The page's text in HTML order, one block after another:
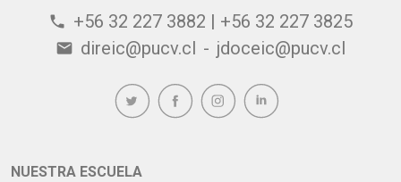
phone +56 32 227 3882 | +56 32 227 3825
email direic@pucv.cl - jdoceic@pucv.cl
NUESTRA ESCUELA